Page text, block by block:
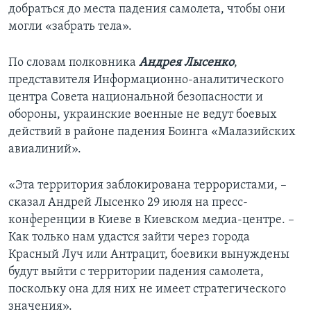
добраться до места падения самолета, чтобы они
могли «забрать тела».
По словам полковника Андрея Лысенко,
представителя Информационно-аналитического
центра Совета национальной безопасности и
обороны, украинские военные не ведут боевых
действий в районе падения Боинга «Малазийских
авиалиний».
«Эта территория заблокирована террористами, –
сказал Андрей Лысенко 29 июля на пресс-
конференции в Киеве в Киевском медиа-центре. –
Как только нам удастся зайти через города
Красный Луч или Антрацит, боевики вынуждены
будут выйти с территории падения самолета,
поскольку она для них не имеет стратегического
значения».